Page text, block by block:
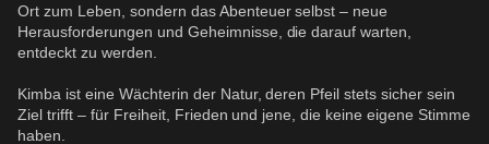
Ort zum Leben, sondern das Abenteuer selbst – neue
Herausforderungen und Geheimnisse, die darauf warten,
entdeckt zu werden.
Kimba ist eine Wächterin der Natur, deren Pfeil stets sicher sein
Ziel trifft – für Freiheit, Frieden und jene, die keine eigene Stimme
haben.